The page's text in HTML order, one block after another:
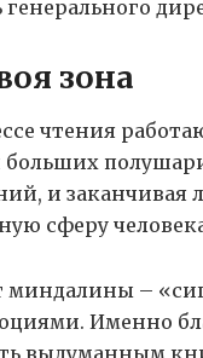
генерального
зона
чтения
больших
и заканчивая
сферу
миндалины –
Именно
выдуманным